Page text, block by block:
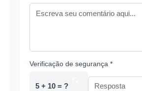
Verificação de segurança *
5 + 10 = ?